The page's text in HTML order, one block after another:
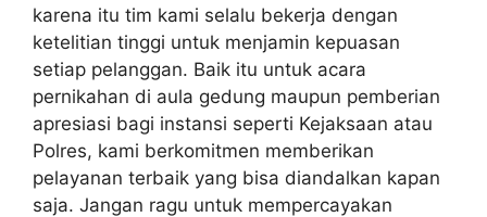
karena itu tim kami selalu bekerja dengan
ketelitian tinggi untuk menjamin kepuasan
setiap pelanggan. Baik itu untuk acara
pernikahan di aula gedung maupun pemberian
apresiasi bagi instansi seperti Kejaksaan atau
Polres, kami berkomitmen memberikan
pelayanan terbaik yang bisa diandalkan kapan
saja. Jangan ragu untuk mempercayakan